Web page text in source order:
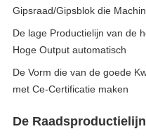
Gipsraad/Gipsblok die
De lage Productielijn van de
Hoge Output automatisch
De Vorm die van de goede
met Ce-Certificatie maken
De